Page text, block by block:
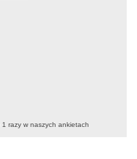
1 razy w naszych ankietach